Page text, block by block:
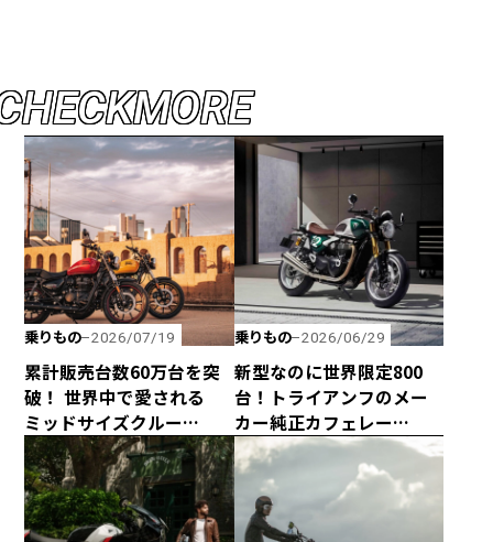
HECKMORE
乗りもの 2026/07/19
累計販売台数60万台を突
破！ 世界中で愛される
ミッドサイズクルー
ザー、ROYAL
ENFIELD「METEOR 350」
乗りもの 2026/06/29
新型なのに世界限定800
台！トライアンフのメー
カー純正カフェレー
サー、「Speed Twin
1200 Cafe Racer
Edition」がヤバすぎるっ
て！